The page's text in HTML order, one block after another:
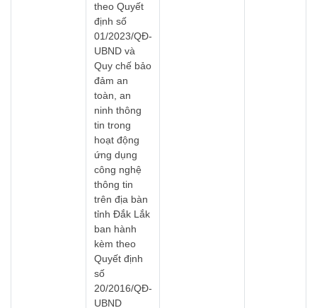
theo Quyết
định số
01/2023/QĐ-
UBND và
Quy chế bảo
đảm an
toàn, an
ninh thông
tin trong
hoạt động
ứng dụng
công nghệ
thông tin
trên địa bàn
tỉnh Đắk Lắk
ban hành
kèm theo
Quyết định
số
20/2016/QĐ-
UBND